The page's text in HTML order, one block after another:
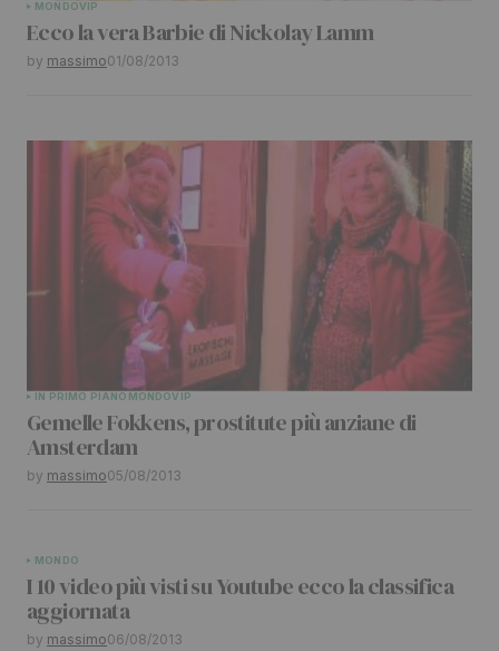
MONDOVIP
Ecco la vera Barbie di Nickolay Lamm
by massimo01/08/2013
IN PRIMO PIANO MONDOVIP
Gemelle Fokkens, prostitute più anziane di
Amsterdam
by massimo05/08/2013
MONDO
I 10 video più visti su Youtube ecco la classifica
aggiornata
by massimo06/08/2013